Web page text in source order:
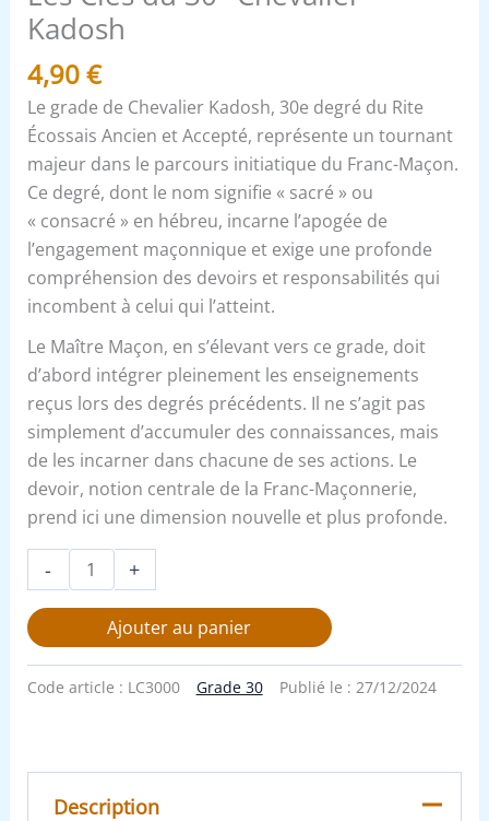
Kadosh
4,90€
Le grade de Chevalier Kadosh, 30e degré du Rite
Écossais Ancien et Accepté, représente un tournant
majeur dans le parcours initiatique du Franc-Maçon.
Ce degré, dont le nom signifie « sacré » ou
« consacré » en hébreu, incarne l’apogée de
l’engagement maçonnique et exige une profonde
compréhension des devoirs et responsabilités qui
incombent à celui qui l’atteint.
Le Maître Maçon, en s’élevant vers ce grade, doit
d’abord intégrer pleinement les enseignements
reçus lors des degrés précédents. Il ne s’agit pas
simplement d’accumuler des connaissances, mais
de les incarner dans chacune de ses actions. Le
devoir, notion centrale de la Franc-Maçonnerie,
prend ici une dimension nouvelle et plus profonde.
- +
Ajouter au panier
Code article : LC3000 Grade 30 Publié le : 27/12/2024
Description